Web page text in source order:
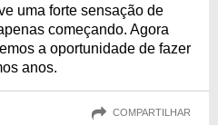
uma forte sensação de
começando. Agora
a oportunidade de fazer
anos.
COMPARTILHAR